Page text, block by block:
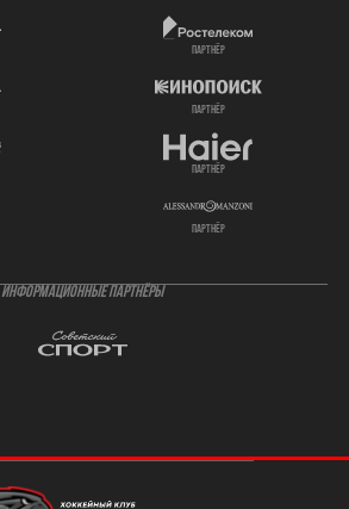
партнёр
партнёр
партнёр
партнёр
ИНФОРМАЦИОННЫЕ ПАРТНЁРЫ